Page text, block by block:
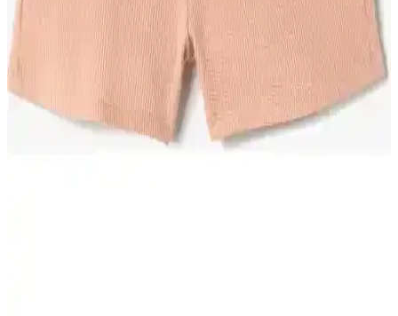
HelloBaby ve Tiny Lamb Bebek Giyim Ürünleri
Karşılaştırması ve Seçim Rehberi
İki popüler bebek giyim ürünü olan HelloBaby Yenidoğan Organik
Zıbın ve Tiny Lamb Softly Colors Uzun Kol Bebek Body'nin
özellikleri, kullanıcı yorumları ve karşılaştırmasıyla en uygun seçimi